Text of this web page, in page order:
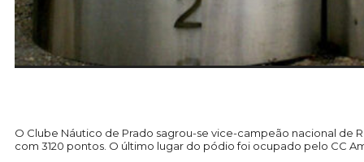
O Clube Náutico de Prado sagrou-se vice-campeão nacional de
com 3120 pontos. O último lugar do pódio foi ocupado pelo CC